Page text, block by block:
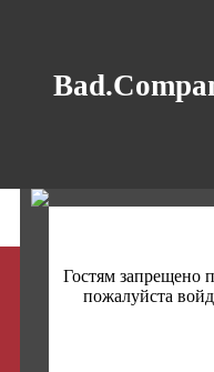
Гостям запрещено
пожалуйста